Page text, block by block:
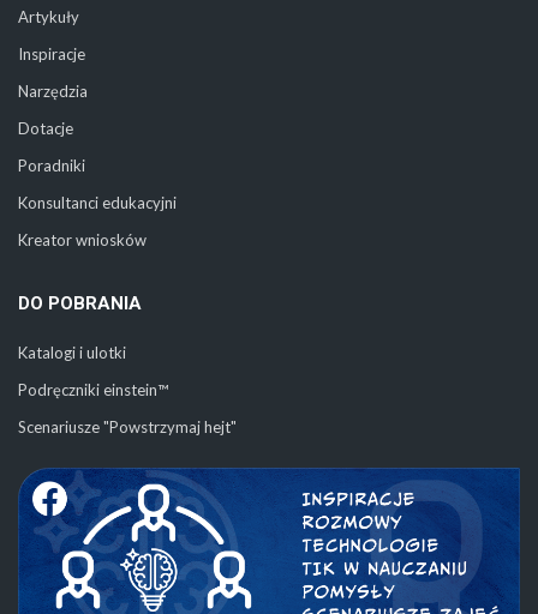
Artykuły
Inspiracje
Narzędzia
Dotacje
Poradniki
Konsultanci edukacyjni
Kreator wniosków
DO POBRANIA
Katalogi i ulotki
Podręczniki einstein™
Scenariusze "Powstrzymaj hejt"